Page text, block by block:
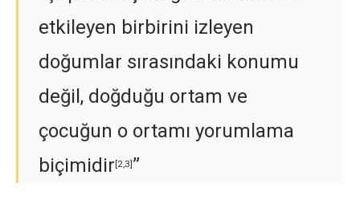
etkileyen birbirini izleyen
doğumlar sırasındaki konumu
değil, doğduğu ortam ve
çocuğun o ortamı yorumlama
biçimidir [2,3] ”